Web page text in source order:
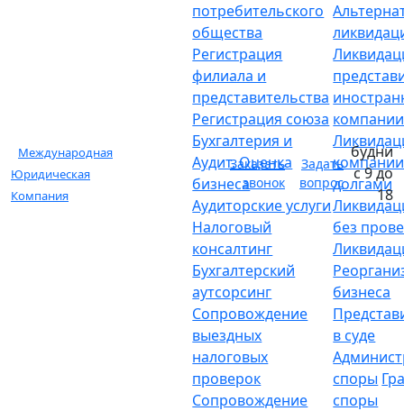
Международная
Юридическая
Компания
потребительского
общества
Регистрация
филиала и
представительства
Регистрация союза
Бухгалтерия и
Аудит. Оценка
бизнеса
Аудиторские услуги
Налоговый
консалтинг
Бухгалтерский
аутсорсинг
Сопровождение
выездных
налоговых
проверок
Сопровождение
компании
долгами
без
бизнеса
в суде
споры
споры
Заказать
звонок
Задать
вопрос
будни
с 9 до
18